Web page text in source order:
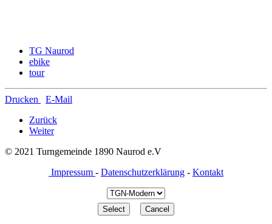
TG Naurod
ebike
tour
Drucken
E-Mail
Zurück
Weiter
© 2021 Turngemeinde 1890 Naurod e.V
Impressum - Datenschutzerklärung - Kontakt